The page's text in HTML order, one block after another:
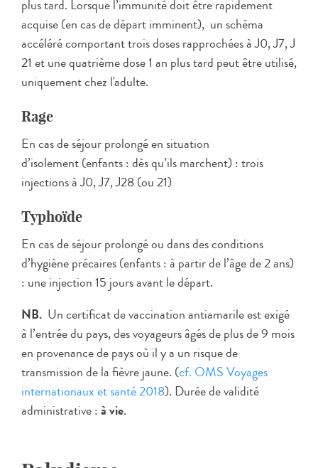
plus tard. Lorsque l’immunité doit être rapidement
acquise (en cas de départ imminent), un schéma
accéléré comportant trois doses rapprochées à J0, J7, J
21 et une quatrième dose 1 an plus tard peut être utilisé,
uniquement chez l'adulte.
Rage
En cas de séjour prolongé en situation
d’isolement (enfants : dès qu’ils marchent) : trois
injections à J0, J7, J28 (ou 21)
Typhoïde
En cas de séjour prolongé ou dans des conditions
d’hygiène précaires (enfants : à partir de l’âge de 2 ans)
: une injection 15 jours avant le départ.
NB. Un certificat de vaccination antiamarile est exigé
à l’entrée du pays, des voyageurs âgés de plus de 9 mois
en provenance de pays où il y a un risque de
transmission de la fièvre jaune. (cf. OMS Voyages
internationaux et santé 2018). Durée de validité
administrative :à vie.